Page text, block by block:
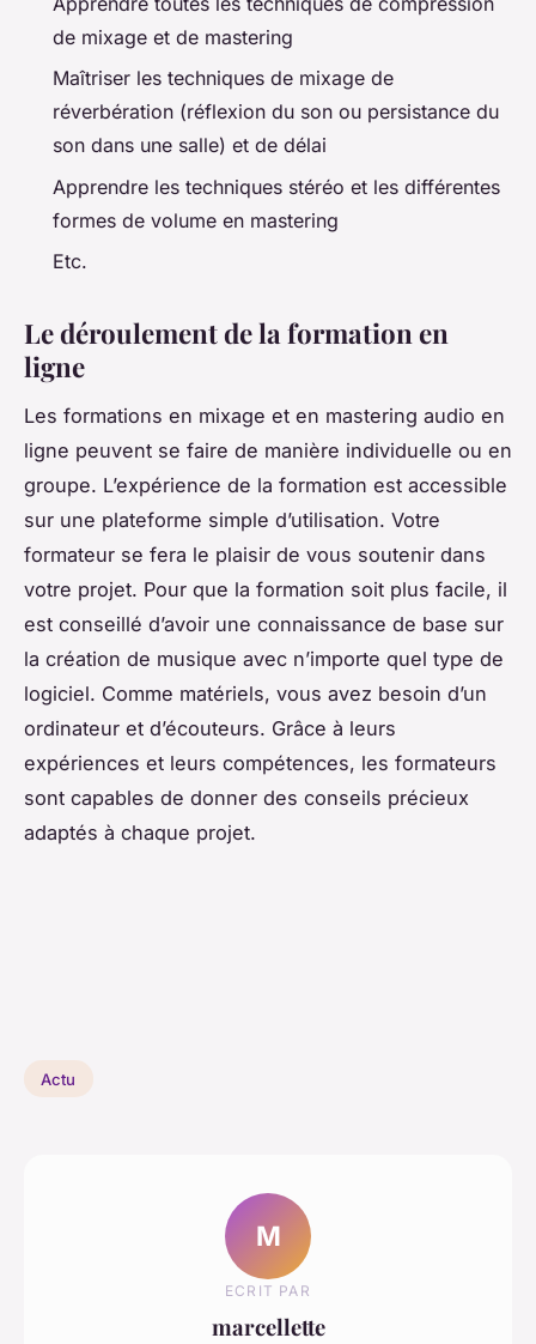
de mixage et de mastering
Maîtriser les techniques de mixage de
réverbération (réflexion du son ou persistance du
son dans une salle) et de délai
Apprendre les techniques stéréo et les différentes
formes de volume en mastering
Etc.
Le déroulement de la formation en
ligne
Les formations en mixage et en mastering audio en
ligne peuvent se faire de manière individuelle ou en
groupe. L’expérience de la formation est accessible
sur une plateforme simple d’utilisation. Votre
formateur se fera le plaisir de vous soutenir dans
votre projet. Pour que la formation soit plus facile, il
est conseillé d’avoir une connaissance de base sur
la création de musique avec n’importe quel type de
logiciel. Comme matériels, vous avez besoin d’un
ordinateur et d’écouteurs. Grâce à leurs
expériences et leurs compétences, les formateurs
sont capables de donner des conseils précieux
adaptés à chaque projet.
Actu
M
ECRIT PAR
marcellette